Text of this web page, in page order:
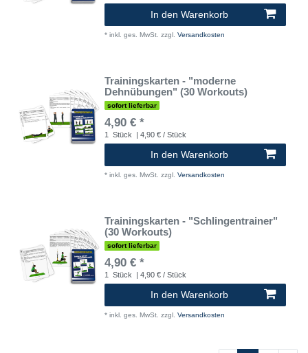
In den Warenkorb
* inkl. ges. MwSt. zzgl. Versandkosten
Trainingskarten - "moderne
Dehnübungen" (30 Workouts)
sofort lieferbar
4,90 € *
1 Stück | 4,90 € / Stück
In den Warenkorb
* inkl. ges. MwSt. zzgl. Versandkosten
Trainingskarten - "Schlingentrainer"
(30 Workouts)
sofort lieferbar
4,90 € *
1 Stück | 4,90 € / Stück
In den Warenkorb
* inkl. ges. MwSt. zzgl. Versandkosten